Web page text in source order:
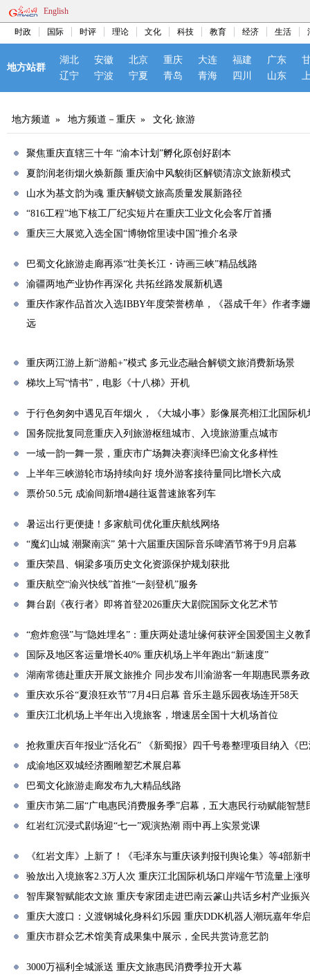
English
时政 国际 时评 理论 文化 科技 教育 经济 生活
地方站群
湖北 安徽 北京 重庆 大连 福建 广东
辽宁
宁波 宁夏 青岛 青海 四川 山东
地方频道 » 地方频道－重庆 » 文化·旅游
聚焦重庆直辖三十年 “渝本计划”孵化原创好剧本
夏韵润老街烟火焕新颜 重庆渝中风貌街区解锁清凉文旅新模式
山水为基文韵为魂 重庆解锁文旅高质量发展新路径
“816工程”地下核工厂纪实短片在重庆工业文化会客厅首播
重庆三大展览入选全国“博物馆里读中国”推介名录
巴蜀文化旅游走廊再添“壮美长江・诗画三峡”精品线路
渝疆两地产业协作再深化 共拓丝路发展新机遇
重庆作家作品首次入选IBBY年度荣誉榜单，《器成千年》作者李
远
重庆两江游上新“游船+”模式 多元业态融合解锁文旅消费新场景
梯坎上写“情书”，电影《十八梯》开机
于行色匆匆中遇见百年烟火，《大城小事》影像展亮相江北国际机
国务院批复同意重庆入列旅游枢纽城市、入境旅游重点城市
一域一韵一舞一景，重庆市广场舞决赛演绎巴渝文化多样性
上半年三峡游轮市场持续向好 境外游客接待量同比增长六成
票价50.5元 成渝间新增4趟往返普速旅客列车
暑运出行更便捷！多家航司优化重庆航线网络
“魔幻山城 潮聚南滨” 第十六届重庆国际音乐啤酒节将于9月启幕
重庆荣昌、铜梁多项历史文化资源保护规划获批
重庆航空“渝兴快线”首推“一刻登机”服务
舞台剧《夜行者》即将首登2026重庆大剧院国际文化艺术节
“愈炸愈强”与“隐姓埋名”：重庆两处遗址缘何获评全国爱国主义教
国际及地区客运量增长40% 重庆机场上半年跑出“新速度”
湖南常德赴重庆开展文旅推介 同步发布川渝游客一年期惠民票务
重庆欢乐谷“夏浪狂欢节”7月4日启幕 音乐主题乐园夜场连开58天
重庆江北机场上半年出入境旅客，增速居全国十大机场首位
抢救重庆百年报业“活化石” 《新蜀报》四千号卷整理项目纳入《
成渝地区双城经济圈雕塑艺术展启幕
巴蜀文化旅游走廊发布九大精品线路
重庆市第二届“广电惠民消费服务季”启幕，五大惠民行动赋能智慧
红岩红沉浸式剧场迎“七一”观演热潮 雨中再上实景党课
《红岩文库》上新了！《毛泽东与重庆谈判报刊舆论集》等4部新
验放出入境旅客2.3万人次 重庆江北国际机场口岸端午节流量上涨
智库聚智赋能农文旅 重庆专家团走进巴南云篆山共话乡村产业振兴
重庆大渡口：义渡钢城化身科幻乐园 重庆DDK机器人潮玩嘉年华
重庆市群众艺术馆美育成果集中展示，全民共赏诗意艺韵
3000万福利全城派送 重庆文旅惠民消费季拉开大幕